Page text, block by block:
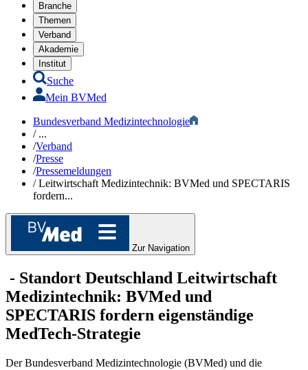
Branche
Themen
Verband
Akademie
Institut
Suche
Mein BVMed
Bundesverband Medizintechnologie
/...
/Verband
/Presse
/Pressemeldungen
/Leitwirtschaft Medizintechnik: BVMed und SPECTARIS
fordern...
Zur Navigation
- Standort Deutschland Leitwirtschaft
Medizintechnik: BVMed und
SPECTARIS fordern eigenständige
MedTech-Strategie
Der Bundesverband Medizintechnologie (BVMed) und die